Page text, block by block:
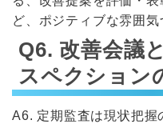
ど、ポジティブな雰囲気
Q6. 改善会議
スペクション
A6. 定期監査は現状把握